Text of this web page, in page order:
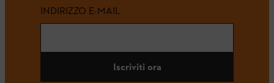
INDIRIZZO E-MAIL
Iscriviti ora